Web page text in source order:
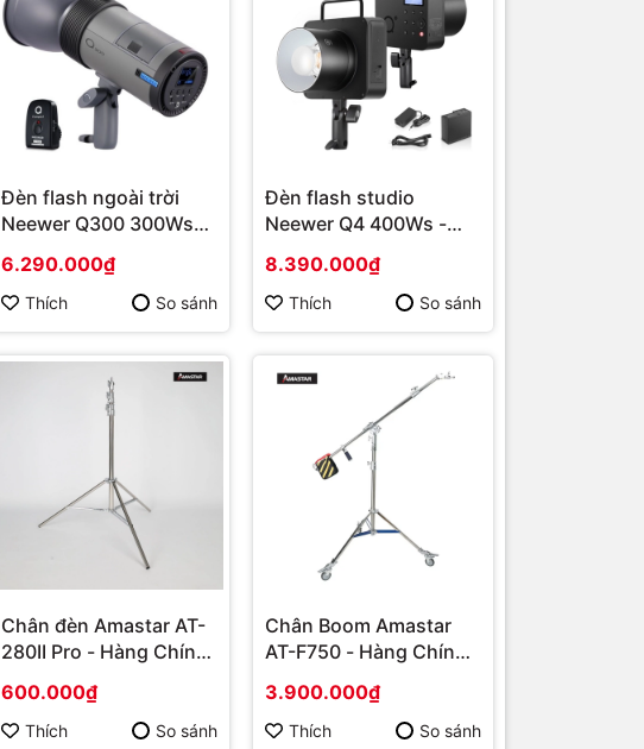
Đèn flash ngoài trời
Neewer Q300 300Ws
hãng
6.290.000₫
Thích So sánh
Đèn flash studio
Neewer Q4 400Ws -
8.390.000₫
Thích So sánh
Chân đèn Amastar AT-
280II Pro - Hàng Chính
600.000₫
Thích So sánh
Chân Boom Amastar
AT-F750 - Hàng Chính
3.900.000₫
Thích So sánh